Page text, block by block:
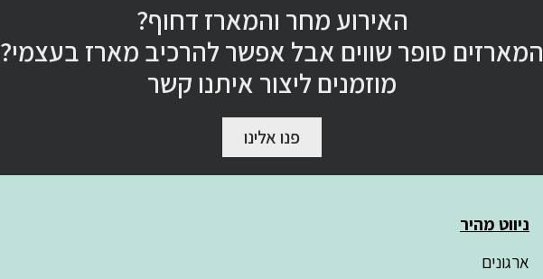
האירוע מחר והמארז דחוף?
המארזים סופר שווים אבל אפשר להרכיב מארז בעצמי?
מוזמנים ליצור איתנו קשר
פנו אלינו
ניווט מהיר
ארגונים